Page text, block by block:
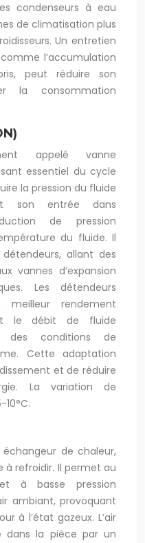
condenseurs à eau
de climatisation plus
Un entretien
l’accumulation
peut réduire son
la consommation
appelé vanne
essentiel du cycle
la pression du fluide
son entrée dans
de pression
du fluide. Il
allant des
vannes d’expansion
Les détendeurs
rendement
le débit de fluide
des conditions de
Cette adaptation
et de réduire
La variation de
de chaleur,
à refroidir. Il permet au
à basse pression
ambiant, provoquant
à l’état gazeux. L’air
dans la pièce par un